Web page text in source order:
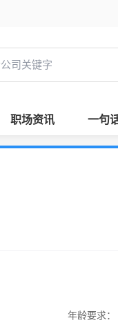
职场资讯 一句
年龄要求：